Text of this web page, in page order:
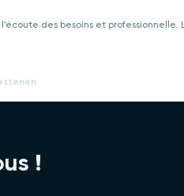
des besoins et
!